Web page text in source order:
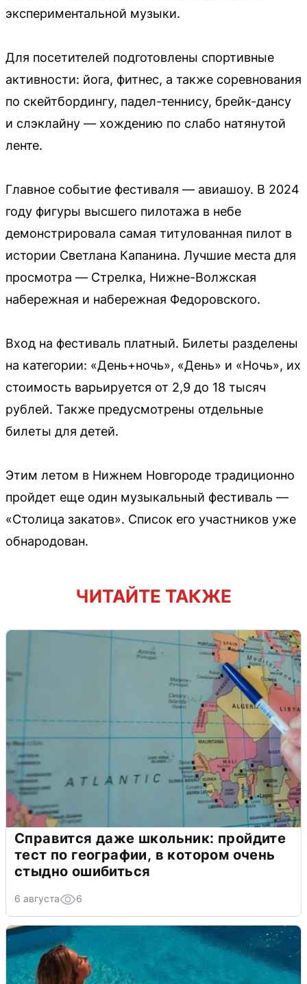
экспериментальной музыки.
Для посетителей подготовлены спортивные
активности: йога, фитнес, а также соревнования
по скейтбордингу, падел-теннису, брейк-дансу
и слэклайну — хождению по слабо натянутой
ленте.
Главное событие фестиваля — авиашоу. В 2024
году фигуры высшего пилотажа в небе
демонстрировала самая титулованная пилот в
истории Светлана Капанина. Лучшие места для
просмотра — Стрелка, Нижне-Волжская
набережная и набережная Федоровского.
Вход на фестиваль платный. Билеты разделены
на категории: «День+ночь», «День» и «Ночь», их
стоимость варьируется от 2,9 до 18 тысяч
рублей. Также предусмотрены отдельные
билеты для детей.
Этим летом в Нижнем Новгороде традиционно
пройдет еще один музыкальный фестиваль —
«Столица закатов». Список его участников уже
обнародован.
ЧИТАЙТЕ ТАКЖЕ
Справится даже школьник: пройдите
тест по географии, в котором очень
стыдно ошибиться
6 августа 6